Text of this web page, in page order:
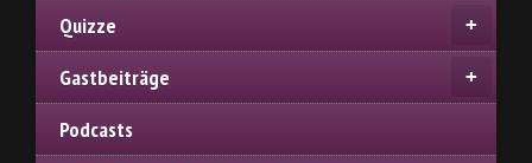
Quizze
Gastbeiträge
Podcasts